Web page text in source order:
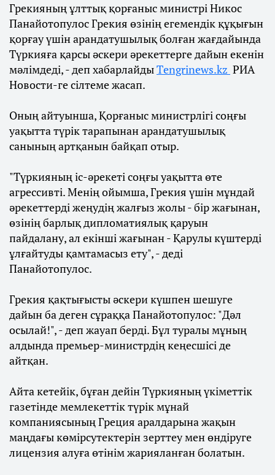
Грекияның ұлттық қорғаныс министрі Никос
Панайотопулос Грекия өзінің егемендік құқығын
қорғау үшін арандатушылық болған жағдайында
Түркияға қарсы әскери әрекеттерге дайын екенін
мәлімдеді, - деп хабарлайдыТengrinews.kz РИА
Новости-ге сілтеме жасап.
Оның айтуынша, Қорғаныс министрлігі соңғы
уақытта түрік тарапынан арандатушылық
санының артқанын байқап отыр.
"Түркияның іс-әрекеті соңғы уақытта өте
агрессивті. Менің ойымша, Грекия үшін мұндай
әрекеттерді жеңудің жалғыз жолы - бір жағынан,
өзінің барлық дипломатиялық қаруын
пайдалану, ал екінші жағынан - Қарулы күштерді
ұлғайтуды қамтамасыз ету", - деді
Панайотопулос.
Грекия қақтығысты әскери күшпен шешуге
дайын ба деген сұраққа Панайотопулос: "Дәл
осылай!", - деп жауап берді. Бұл туралы мұның
алдында премьер-министрдің кеңесшісі де
айтқан.
Айта кетейік, бұған дейін Түркияның үкіметтік
газетінде мемлекеттік түрік мұнай
компаниясының Греция аралдарына жақын
маңдағы көмірсутектерін зерттеу мен өндіруге
лицензия алуға өтінім жарияланған болатын.